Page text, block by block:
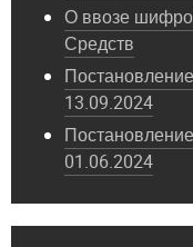
О ввозе
Средств
13.09.2024
01.06.2024